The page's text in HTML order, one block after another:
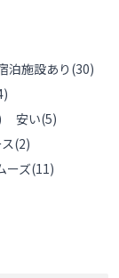
泊施設あり (30)
)
安い(5)
(2)
ーズ(11)